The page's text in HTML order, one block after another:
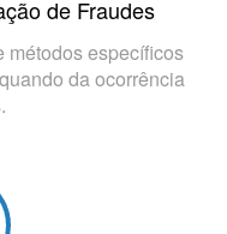
de Fraudes
métodos específicos
da ocorrência